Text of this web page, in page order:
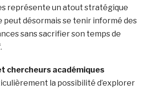
représente un atout stratégique
peut désormais se tenir informé des
sans sacrifier son temps de
chercheurs académiques
la possibilité d’explorer